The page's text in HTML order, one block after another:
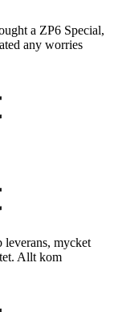
a ZP6 Special,
any worries
leverans, mycket
Allt kom